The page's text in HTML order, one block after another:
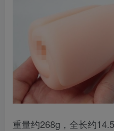
重量约268g，全长约